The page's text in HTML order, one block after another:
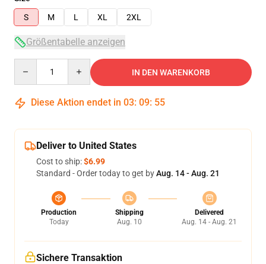
S
M L XL 2XL
Größentabelle anzeigen
IN DEN WARENKORB
Diese Aktion endet in 03: 09: 54
Deliver to United States
Cost to ship:$6.99
Standard - Order today to get byAug. 14 - Aug. 21
Production
Today
Shipping
Aug. 10
Delivered
Aug. 14 - Aug. 21
Sichere Transaktion